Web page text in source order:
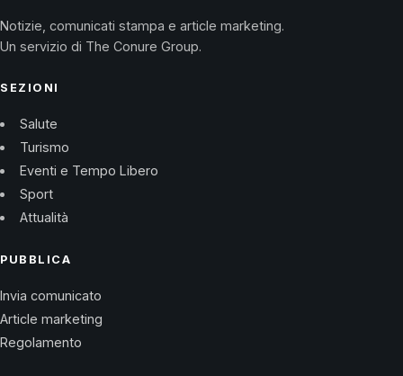
Notizie, comunicati stampa e article marketing.
Un servizio di The Conure Group.
SEZIONI
Salute
Turismo
Eventi e Tempo Libero
Sport
Attualità
PUBBLICA
Invia comunicato
Article marketing
Regolamento